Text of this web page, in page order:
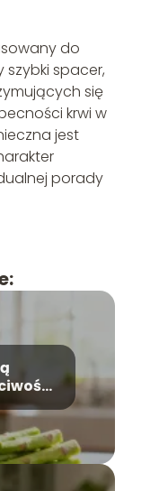
do
szybki spacer,
się
krwi w
jest
porady